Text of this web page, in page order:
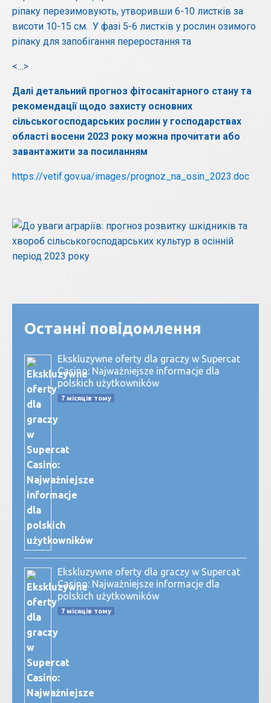
ріпаку перезимовують, утворивши 6-10 листків за
висоти 10-15 см. У фазі 5-6 листків у рослин озимого
ріпаку для запобігання переростання та
<…>
Далі детальний прогноз фітосанітарного стану та
рекомендації щодо захисту основних
сільськогосподарських рослин у господарствах
області восени 2023 року можна прочитати або
завантажити за посиланням
https://vetif.gov.ua/images/prognoz_na_osin_2023.doc
Останні повідомлення
Ekskluzywne oferty dla graczy w Supercat
Casino: Najważniejsze informacje dla
polskich użytkowników
7 місяців тому
Ekskluzywne oferty dla graczy w Supercat
Casino: Najważniejsze informacje dla
polskich użytkowników
7 місяців тому